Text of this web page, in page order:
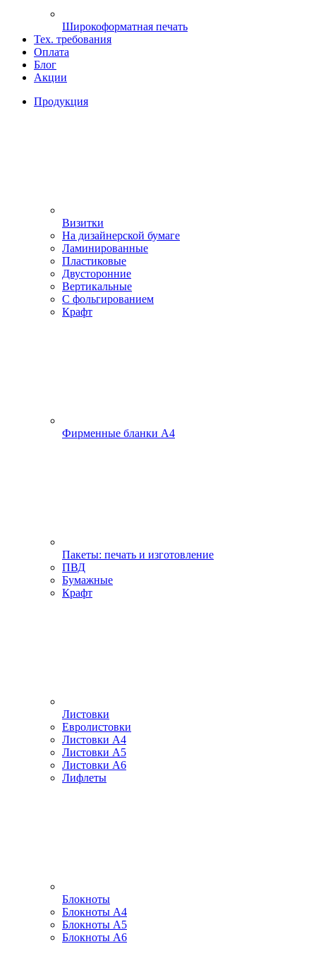
Широкоформатная печать
Тех. требования
Оплата
Блог
Акции
Продукция
Визитки
На дизайнерской бумаге
Ламинированные
Пластиковые
Двусторонние
Вертикальные
С фольгированием
Крафт
Фирменные бланки А4
Пакеты: печать и изготовление
ПВД
Бумажные
Крафт
Листовки
Евролистовки
Листовки А4
Листовки А5
Листовки А6
Лифлеты
Блокноты
Блокноты А4
Блокноты А5
Блокноты А6